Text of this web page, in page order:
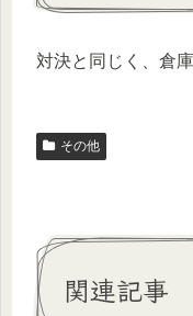
対決と同じく、倉庫
その他
関連記事